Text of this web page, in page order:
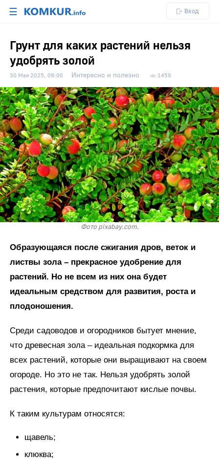
☰ Вход
Грунт для каких растений нельзя
удобрять золой
30 Мая 2025, 09:00 Интересно и полезно 1459
Фото pixabay.com.
Образующаяся после сжигания дров, веток и
листвы зола – прекрасное удобрение для
растений. Но не всем из них она будет
идеальным средством для развития, роста и
плодоношения.
Среди садоводов и огородников бытует мнение,
что древесная зола – идеальная подкормка для
всех растений, которые они выращивают на своем
огороде. Но это не так. Нельзя удобрять золой
растения, которые предпочитают кислые почвы.
К таким культурам относятся:
щавель;
клюква;